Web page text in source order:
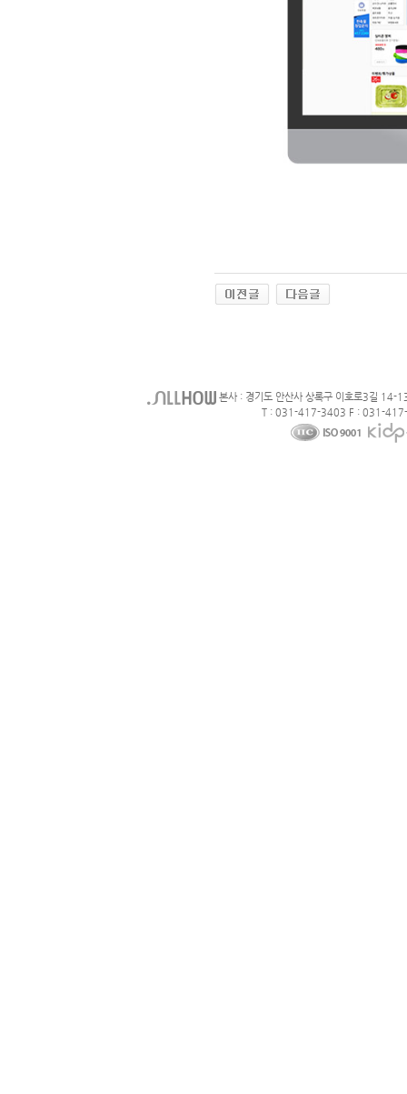
본사 : 경기도 안산사 상록구 이호로3길 14-
T : 031-417-3403 F : 031-